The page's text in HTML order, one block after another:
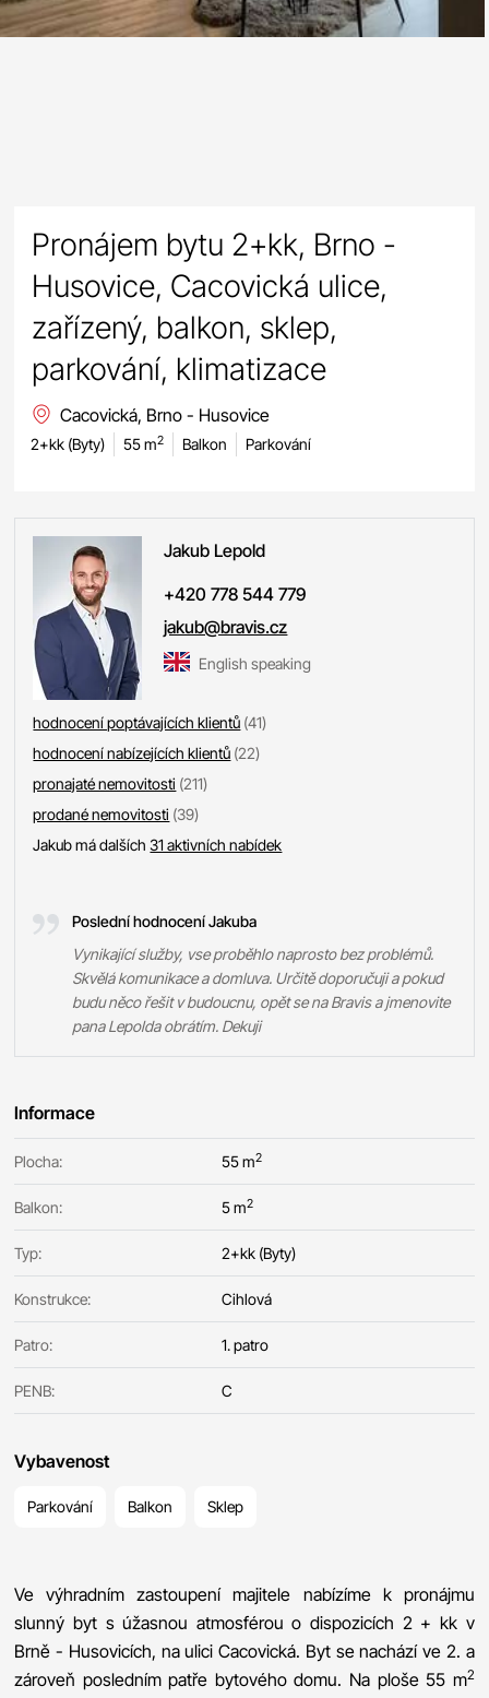
Pronájem bytu 2+kk, Brno -
Husovice, Cacovická ulice,
zařízený, balkon, sklep,
parkování, klimatizace
Cacovická, Brno - Husovice
2+kk (Byty) 55 m2 Balkon Parkování
Jakub Lepold
+420 778 544 779
jakub@bravis.cz
English speaking
hodnocení poptávajících klientů (41)
hodnocení nabízejících klientů (22)
pronajaté nemovitosti (211)
prodané nemovitosti (39)
Jakub má dalších31 aktivních nabídek
Poslední hodnocení Jakuba
Vynikající služby, vse proběhlo naprosto bez problémů.
Skvělá komunikace a domluva. Určitě doporučuji a pokud
budu něco řešit v budoucnu, opět se na Bravis a jmenovite
pana Lepolda obrátím. Dekuji
Informace
Plocha: 55 m2
Balkon: 5 m2
Typ: 2+kk (Byty)
Konstrukce: Cihlová
Patro: 1. patro
PENB: C
Vybavenost
Parkování Balkon Sklep
Ve výhradním zastoupení majitele nabízíme k pronájmu
slunný byt s úžasnou atmosférou o dispozicích 2 + kk v
Brně - Husovicích, na ulici Cacovická. Byt se nachází ve 2. a
zároveň posledním patře bytového domu. Na ploše 55 m2